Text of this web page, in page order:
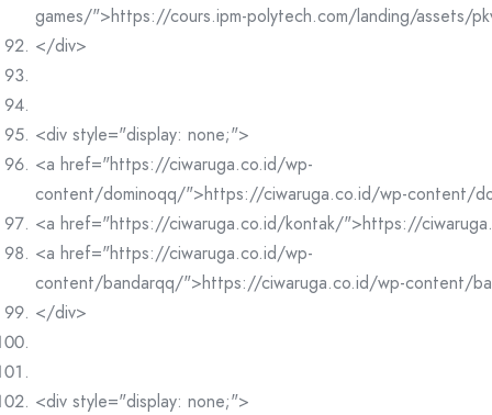
games/">https://cours.ipm-polytech.com/landing/assets/
</div>
<div style="display: none;">
<a href="https://ciwaruga.co.id/wp-
content/dominoqq/">https://ciwaruga.co.id/wp-content/
<a href="https://ciwaruga.co.id/kontak/">https://
<a href="https://ciwaruga.co.id/wp-
content/bandarqq/">https://ciwaruga.co.id/wp-content/
</div>
<div style="display: none;">